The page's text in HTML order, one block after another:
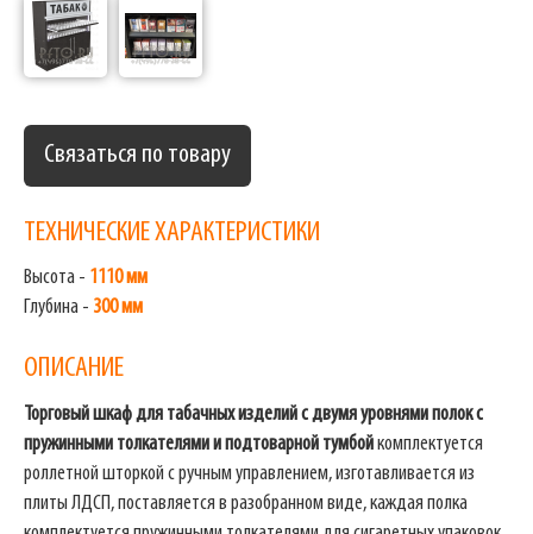
Связаться по товару
ТЕХНИЧЕСКИЕ ХАРАКТЕРИСТИКИ
Высота - 1110 мм
Глубина - 300 мм
ОПИСАНИЕ
Торговый шкаф для табачных изделий с двумя уровнями полок с
пружинными толкателями и подтоварной тумбойкомплектуется
роллетной шторкой с ручным управлением, изготавливается из
плиты ЛДСП, поставляется в разобранном виде, каждая полка